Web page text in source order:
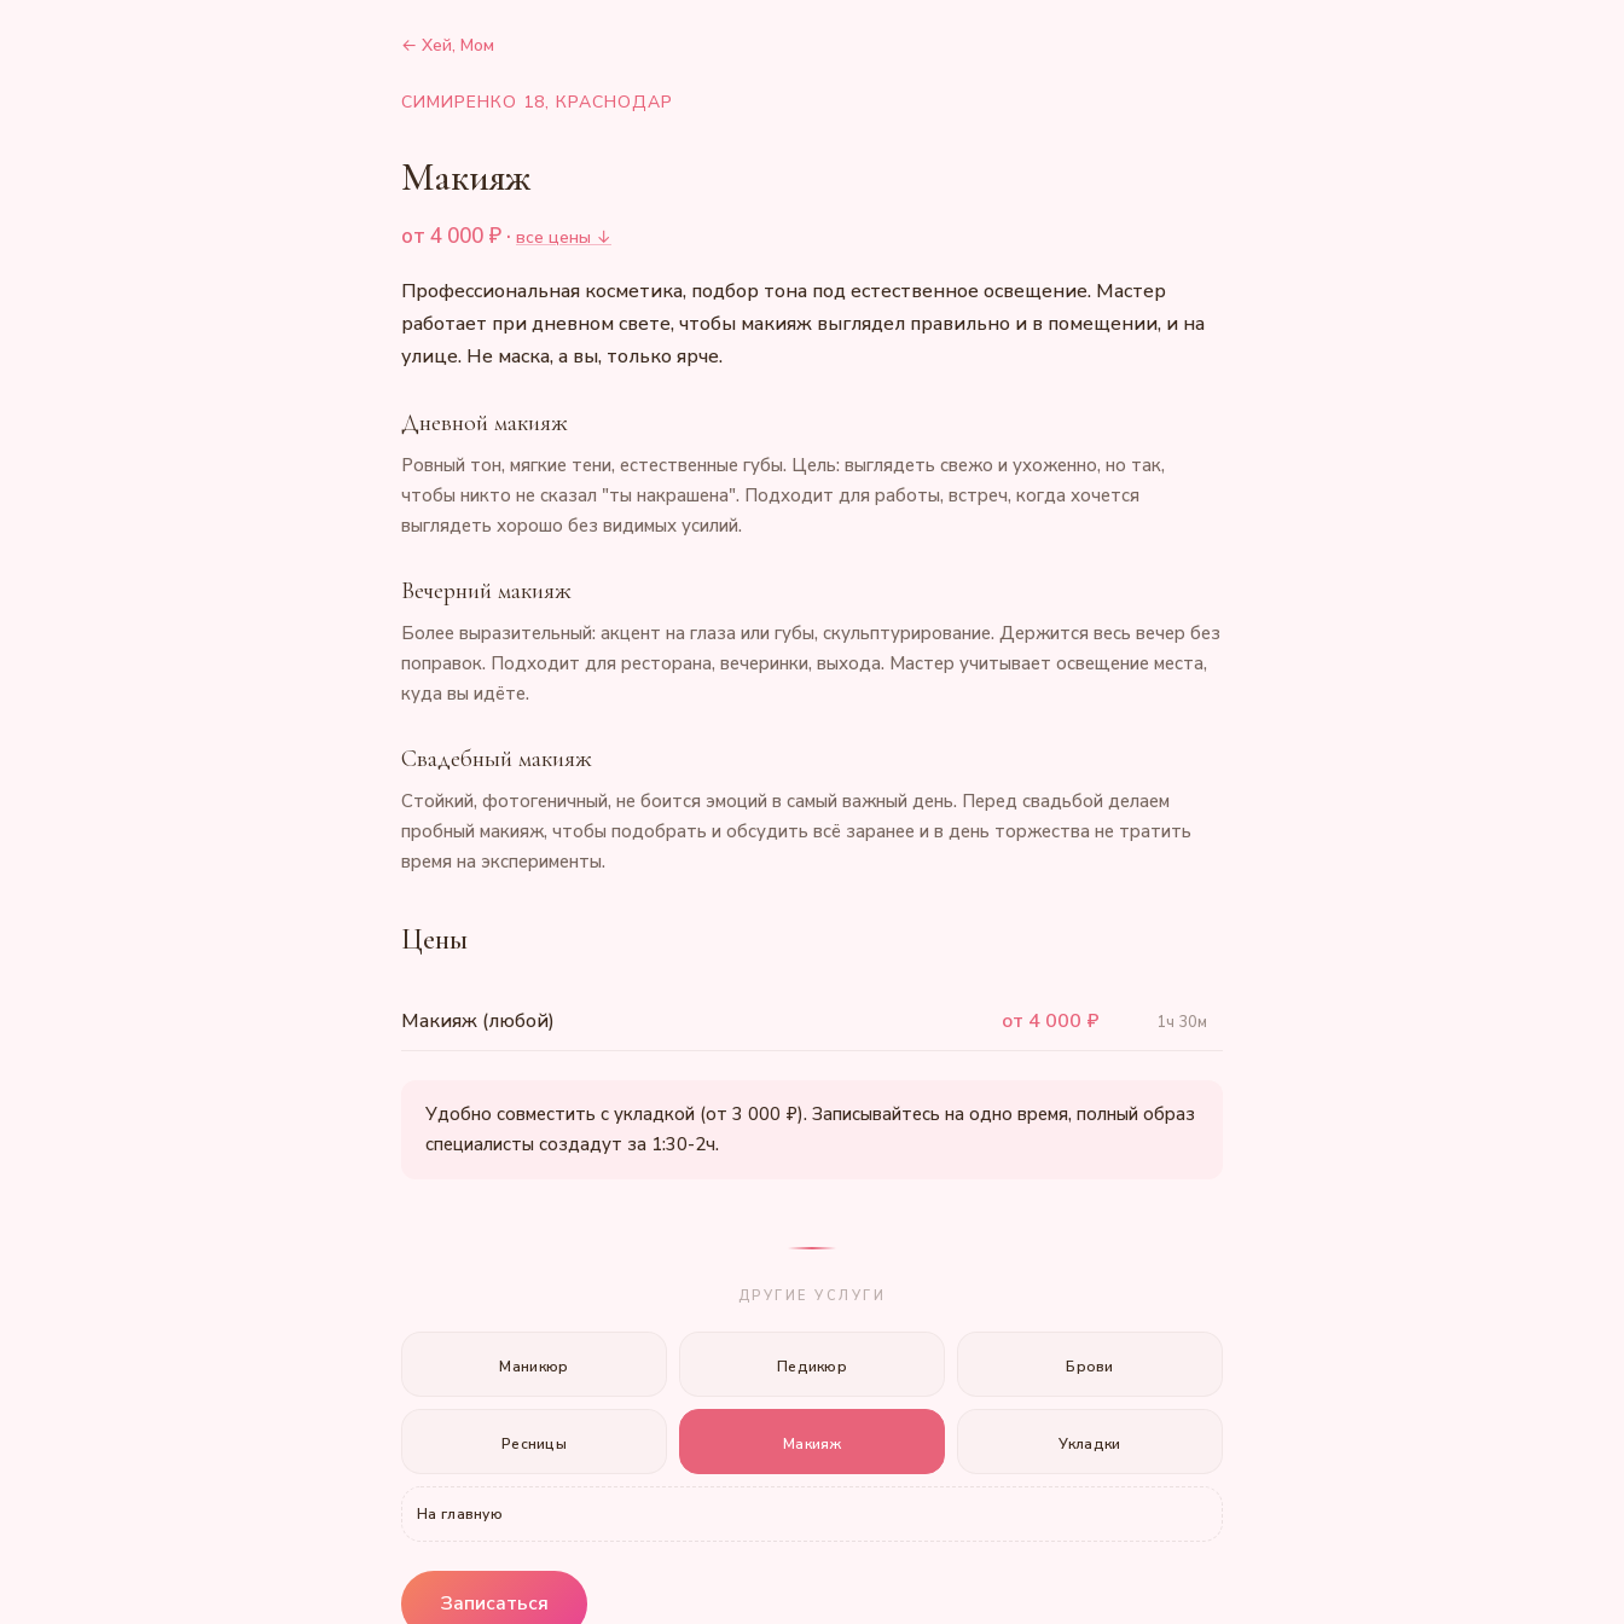
← Хей, Мом
СИМИРЕНКО 18, КРАСНОДАР
Макияж
от 4 000 ₽ · все цены ↓
Профессиональная косметика, подбор тона под естественное освещение. Мастер
работает при дневном свете, чтобы макияж выглядел правильно и в помещении, и на
улице. Не маска, а вы, только ярче.
Дневной макияж
Ровный тон, мягкие тени, естественные губы. Цель: выглядеть свежо и ухоженно, но так,
чтобы никто не сказал "ты накрашена". Подходит для работы, встреч, когда хочется
выглядеть хорошо без видимых усилий.
Вечерний макияж
Более выразительный: акцент на глаза или губы, скульптурирование. Держится весь вечер без
поправок. Подходит для ресторана, вечеринки, выхода. Мастер учитывает освещение места,
куда вы идёте.
Свадебный макияж
Стойкий, фотогеничный, не боится эмоций в самый важный день. Перед свадьбой делаем
пробный макияж, чтобы подобрать и обсудить всё заранее и в день торжества не тратить
время на эксперименты.
Цены
Макияж (любой) от 4 000 ₽ 1ч 30м
Удобно совместить с укладкой (от 3 000 ₽). Записывайтесь на одно время, полный образ
специалисты создадут за 1:30-2ч.
ДРУГИЕ УСЛУГИ
Маникюр Педикюр Брови
Ресницы Макияж Укладки
На главную
Записаться